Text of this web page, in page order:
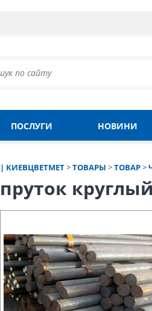
ПОСЛУГИ НОВИНИ
| КИЕВЦВЕТМЕТ>ТОВАРЫ >ТОВАР>
пруток